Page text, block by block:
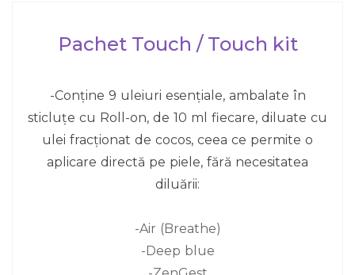
Pachet Touch / Touch kit
-Conține 9 uleiuri esențiale, ambalate în
sticluțe cu Roll-on, de 10 ml fiecare, diluate cu
ulei fracționat de cocos, ceea ce permite o
aplicare directă pe piele, fără necesitatea
diluării:
-Air (Breathe)
-Deep blue